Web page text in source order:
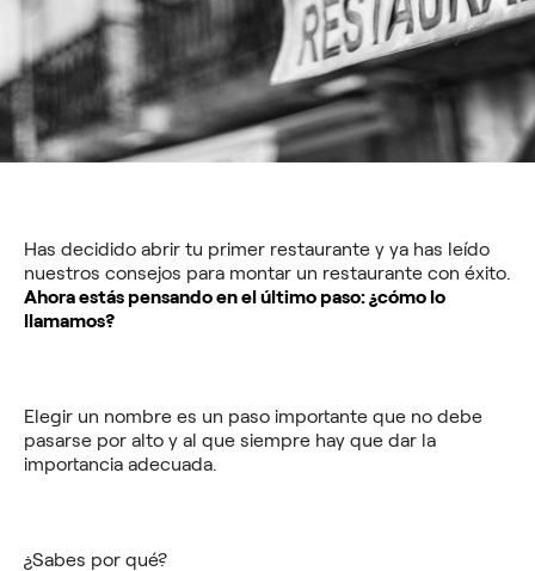
Has decidido abrir tu primer restaurante y ya has leído
nuestros consejos para montar un restaurante con éxito.
Ahora estás pensando en el último paso: ¿cómo lo
llamamos?
Elegir un nombre es un paso importante que no debe
pasarse por alto y al que siempre hay que dar la
importancia adecuada.
¿Sabes por qué?